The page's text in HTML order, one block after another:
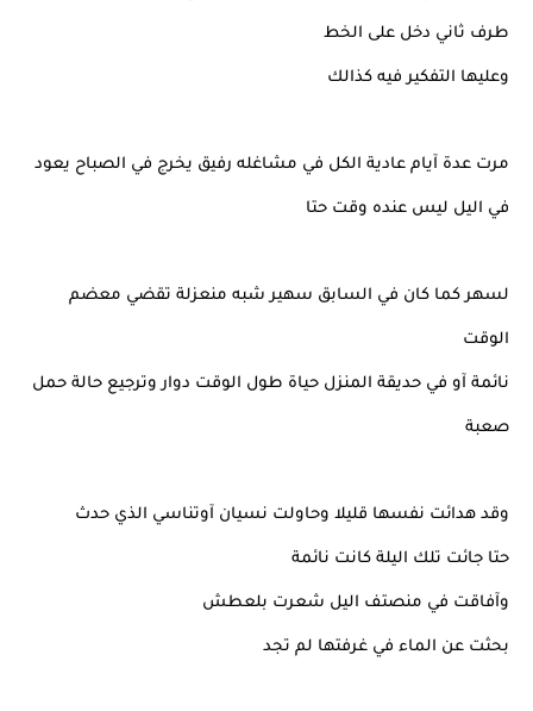
طرف ثاني دخل على الخط
وعليها التفكير فيه كذالك
مرت عدة آيام عادية الكل في مشاغله رفيق يخرج في الصباح يعود
في اليل ليس عنده وقت حتا
لسهر كما كان في السابق سهير شبه منعزلة تقضي معضم
الوقت
نائمة آو في حديقة المنزل حياة طول الوقت دوار وترجيع حالة حمل
صعبة
وقد هدائت نفسها قليلا وحاولت نسيان آوتناسي الذي حدث
حتا جائت تلك اليلة كانت نائمة
وآفاقت في منصتف اليل شعرت بلعطش
بحثت عن الماء في غرفتها لم تجد